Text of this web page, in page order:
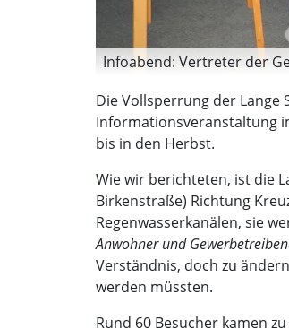
Infoabend: Vertreter der
Die Vollsperrung der
Informationsveranstaltung
bis in den Herbst.
Wie wir berichteten, ist die
Birkenstraße) Richtung
Regenwasserkanälen, sie
Anwohner und
Verständnis, doch zu
werden müssten.
Rund 60 Besucher kamen